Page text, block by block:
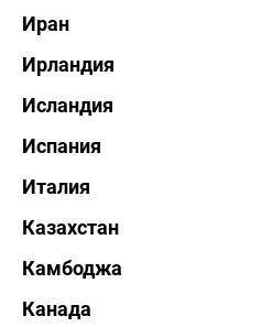
Иран
Ирландия
Исландия
Испания
Италия
Казахстан
Камбоджа
Канада